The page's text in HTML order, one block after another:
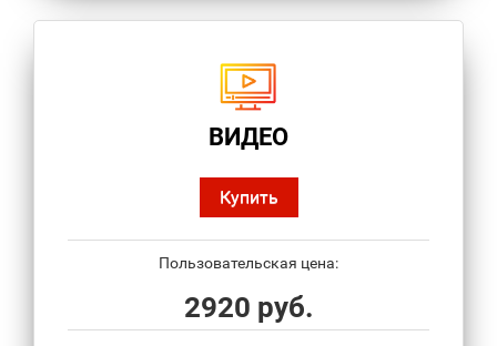
ВИДЕО
Купить
Пользовательская цена:
2920 руб.